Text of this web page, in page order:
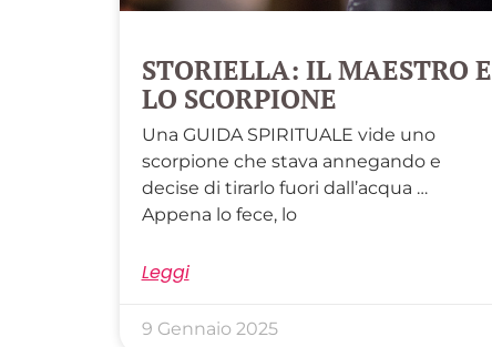
STORIELLA: IL MAESTRO E
LO SCORPIONE
Una GUIDA SPIRITUALE vide uno
scorpione che stava annegando e
decise di tirarlo fuori dall’acqua …
Appena lo fece, lo
Leggi
9 Gennaio 2025